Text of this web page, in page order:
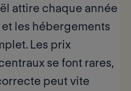
attire chaque année
les hébergements
Les prix
se font rares,
peut vite